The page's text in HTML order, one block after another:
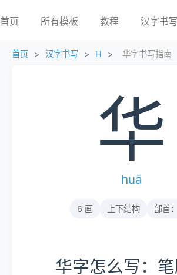
首页 所有模板 教程 汉字书写
首页 > 汉字书写 > H > 华字书写指南
华
huā
6 画 上下结构 部首
华字怎么写：